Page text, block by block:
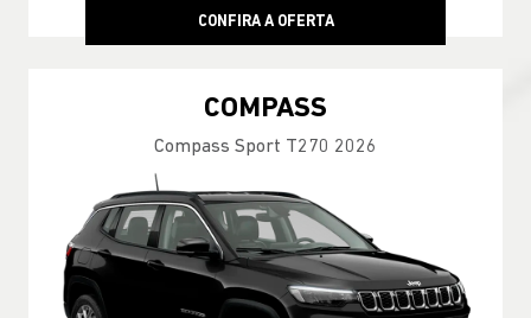
CONFIRA A OFERTA
COMPASS
Compass Sport T270 2026